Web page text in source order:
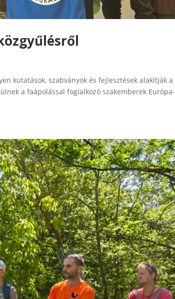
kutatások, szabványok és fejlesztések alakítják a
a faápolással foglalkozó szakemberek Európa-